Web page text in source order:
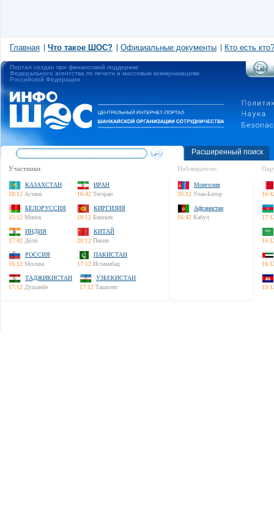
Главная Что такое ШОС? Официальные документы Кто есть кто?
Портал создан при финансовой поддержке
Федерального агентства по печати и массовым коммуникациям
Российской Федерации
Расширенный поиск
Участники:
КАЗАХСТАН
18:12 Астана
ИРАН
16:42 Тегеран
БЕЛОРУССИЯ
15:12 Минск
КИРГИЗИЯ
18:12 Бишкек
ИНДИЯ
17:42 Дели
КИТАЙ
20:12 Пекин
РОССИЯ
16:12 Москва
ПАКИСТАН
17:12 Исламабад
ТАДЖИКИСТАН
17:12 Душанбе
УЗБЕКИСТАН
17:12 Ташкент
Наблюдатели:
Монголия
20:12 Улан-Батор
Афганистан
16:42 Кабул